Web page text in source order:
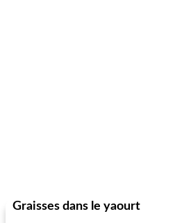
Graisses dans le yaourt